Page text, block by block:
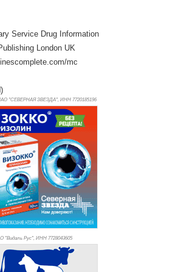
Service Drug Information
London UK
mc
"СЕВЕРНАЯ ЗВЕЗДА", ИНН 7720185196
"Видаль Рус", ИНН 7728043605